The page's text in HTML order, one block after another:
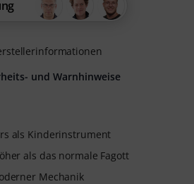
als Kinderinstrument
als das normale Fagott
Mechanik
und Warnhinweise